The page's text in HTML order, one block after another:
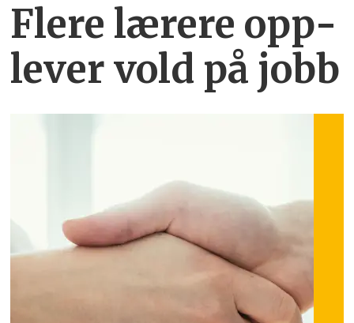
Flere lærere opp­
lever vold på jobb